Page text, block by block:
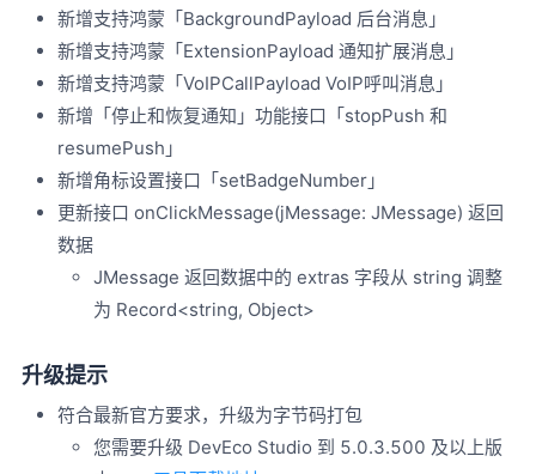
新增支持鸿蒙「BackgroundPayload 后台消息」
新增支持鸿蒙「ExtensionPayload 通知扩展消息」
新增支持鸿蒙「VoIPCallPayload VoIP呼叫消息」
新增「停止和恢复通知」功能接口「stopPush 和
resumePush」
新增角标设置接口「setBadgeNumber」
更新接口 onClickMessage(jMessage: JMessage) 返回
数据
JMessage 返回数据中的 extras 字段从 string 调整
为 Record<string, Object>
升级提示
符合最新官方要求，升级为字节码打包
您需要升级 DevEco Studio 到 5.0.3.500 及以上版